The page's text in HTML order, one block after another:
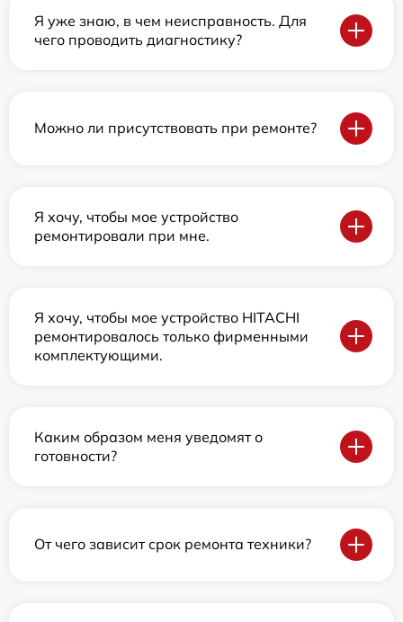
Я уже знаю, в чем неисправность. Для
чего проводить диагностику?
Можно ли присутствовать при ремонте?
Я хочу, чтобы мое устройство
ремонтировали при мне.
Я хочу, чтобы мое устройство HITACHI
ремонтировалось только фирменными
комплектующими.
Каким образом меня уведомят о
готовности?
От чего зависит срок ремонта техники?